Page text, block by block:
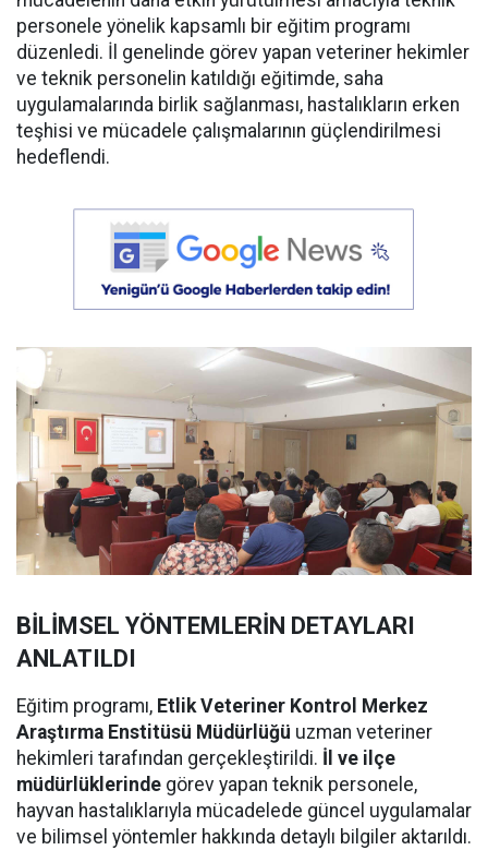
personele yönelik kapsamlı bir eğitim programı
düzenledi. İl genelinde görev yapan veteriner hekimler
ve teknik personelin katıldığı eğitimde, saha
uygulamalarında birlik sağlanması, hastalıkların erken
teşhisi ve mücadele çalışmalarının güçlendirilmesi
hedeflendi.
BİLİMSEL YÖNTEMLERİN DETAYLARI
ANLATILDI
Eğitim programı, Etlik Veteriner Kontrol Merkez
Araştırma Enstitüsü Müdürlüğü uzman veteriner
hekimleri tarafından gerçekleştirildi. İl ve ilçe
müdürlüklerinde görev yapan teknik personele,
hayvan hastalıklarıyla mücadelede güncel uygulamalar
ve bilimsel yöntemler hakkında detaylı bilgiler aktarıldı.